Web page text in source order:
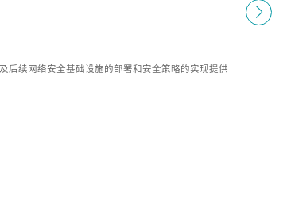
后续网络安全基础设施的部署和安全策略的实现提供